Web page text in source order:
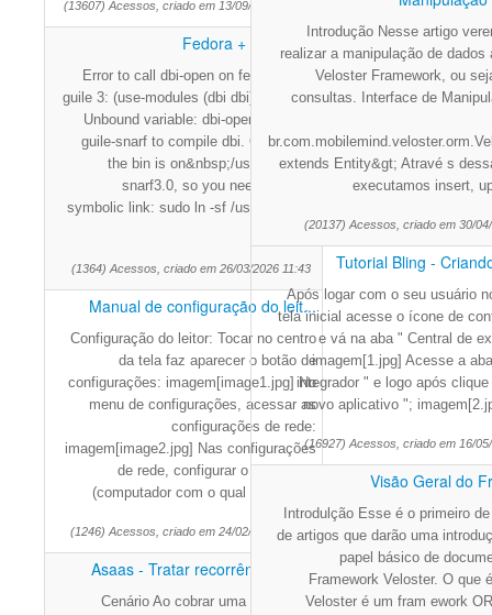
(13607) Acessos, criado em 13/09/2024 15:29
Fedora + Guile DBI
Error to call dbi-open on fedora using
guile 3: (use-modules (dbi dbi)) dbi-open
Unbound variable: dbi-open We need
guile-snarf to compile dbi. On fedora,
the bin is on&nbsp;/usr/bin/guile-
snarf3.0, so you need create a
symbolic link: sudo ln -sf /usr/bin/guile-
sn
(1364) Acessos, criado em 26/03/2026 11:43
Manual de configuração do leit...
Configuração do leitor: Tocar no centro
da tela faz aparecer o botão de
configurações: imagem[image1.jpg] No
menu de configurações, acessar as
configurações de rede:
imagem[image2.jpg] Nas configurações
de rede, configurar o "Servidor"
(computador com o qual o aparelho
(1246) Acessos, criado em 24/02/2026 16:00
Asaas - Tratar recorrência exp...
Cenário Ao cobrar uma parcela da
Introdução Nesse artigo
realizar a manipulação de dados
Veloster Framework, ou
consultas. Interface de
extends Entity&gt; Atravé s
executamos insert,
(20137) Acessos, criado em 30/
Tutorial Bling -
Após logar com o seu usuário
tela inicial acesse o ícone de
e vá na aba " Central de
imagem[1.jpg] Acesse a
integrador " e logo após
novo aplicativo ";
(16927) Acessos, criado em 16/
Visão Geral do
Introdulção Esse é o primeiro
de artigos que darão uma
papel básico de
Framework Veloster. O que
Veloster é um fram ework